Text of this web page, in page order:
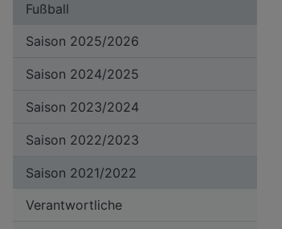
Fußball
Saison 2025/2026
Saison 2024/2025
Saison 2023/2024
Saison 2022/2023
Saison 2021/2022
Verantwortliche